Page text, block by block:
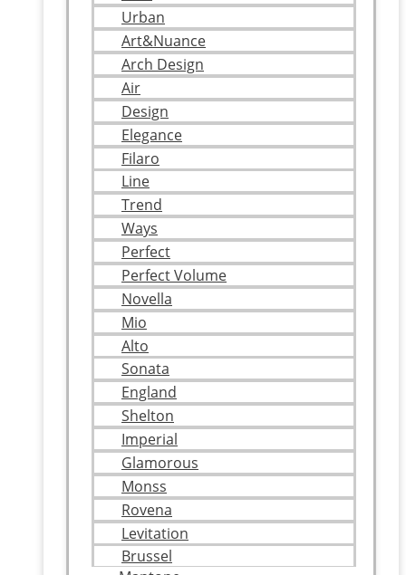
Urban
Art&Nuance
Arch Design
Air
Design
Elegance
Filaro
Line
Trend
Ways
Perfect
Perfect Volume
Novella
Mio
Alto
Sonata
England
Shelton
Imperial
Glamorous
Monss
Rovena
Levitation
Brussel